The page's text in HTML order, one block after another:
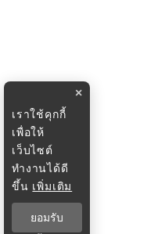
×
เราใช้คุกกี้
เพื่อให้
เว็บไซต์
ทำงานได้ดี
ขึ้น เพิ่มเติม
ยอมรับ